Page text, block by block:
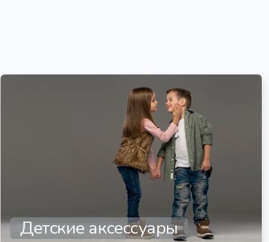
Детские аксессуары